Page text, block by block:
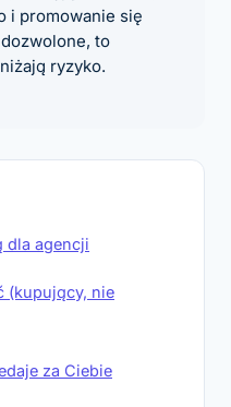
i promowanie się
to
ryzyko.
dla agencji
(kupujący, nie
za Ciebie